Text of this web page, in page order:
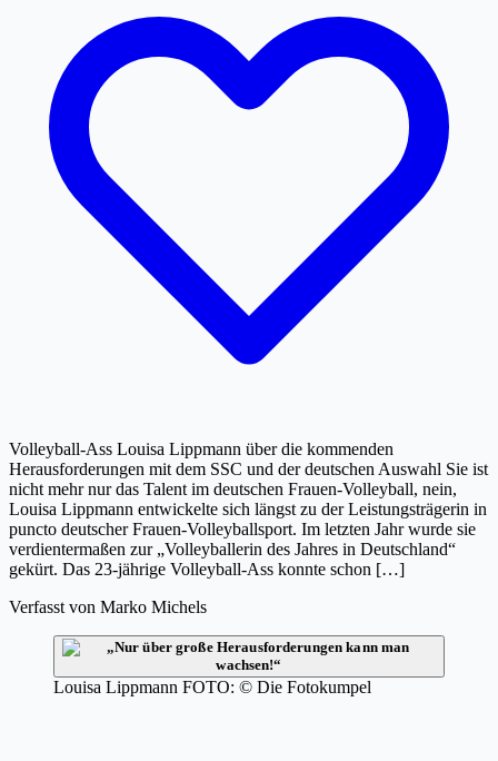
Volleyball-Ass Louisa Lippmann über die kommenden
Herausforderungen mit dem SSC und der deutschen Auswahl Sie ist
nicht mehr nur das Talent im deutschen Frauen-Volleyball, nein,
Louisa Lippmann entwickelte sich längst zu der Leistungsträgerin in
puncto deutscher Frauen-Volleyballsport. Im letzten Jahr wurde sie
verdientermaßen zur „Volleyballerin des Jahres in Deutschland“
gekürt. Das 23-jährige Volleyball-Ass konnte schon […]
Verfasst von Marko Michels
Louisa Lippmann FOTO: © Die Fotokumpel